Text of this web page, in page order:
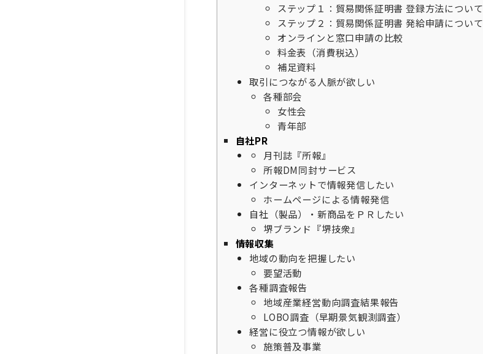
ステップ１：貿易関係証明書 登録方法について
ステップ２：貿易関係証明書 発給申請について
オンラインと窓口申請の比較
料金表（消費税込）
補足資料
取引につながる人脈が欲しい
各種部会
女性会
青年部
自社PR
月刊誌『所報』
所報DM同封サービス
インターネットで情報発信したい
ホームページによる情報発信
自社（製品）・新商品をＰＲしたい
堺ブランド『堺技衆』
情報収集
地域の動向を把握したい
要望活動
各種調査報告
地域産業経営動向調査結果報告
LOBO調査（早期景気観測調査）
経営に役立つ情報が欲しい
施策普及事業